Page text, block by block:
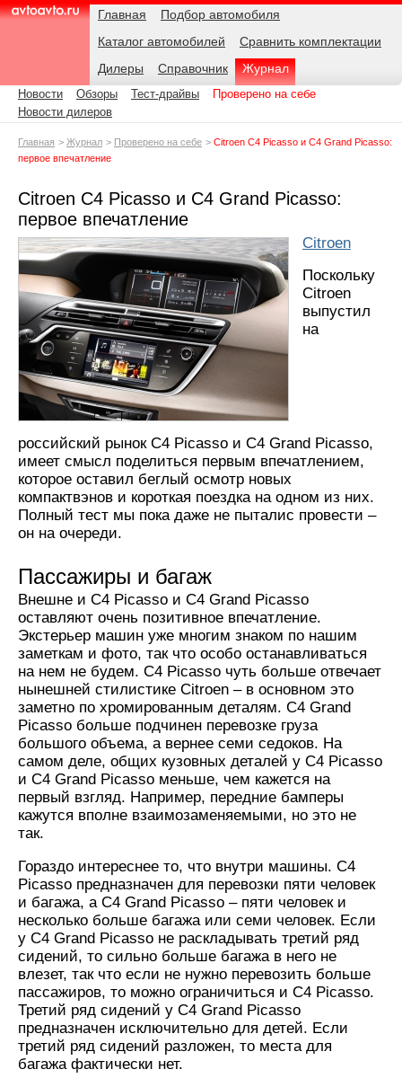
AvtoAvto.ru
Навигация Главная
Подбор автомобиля
Каталог автомобилей
Сравнить комплектации
Дилеры
Справочник Журнал
Подразделы
Новости Обзоры Тест-драйвы
Проверено на себе
Новости дилеров
Родительские
Главная Журнал Проверено на себе
Citroen C4 Picasso и C4 Grand Picasso:
первое впечатление
Citroen C4 Picasso и C4 Grand Picasso:
первое впечатление
Citroen
Поскольку
Citroen
выпустил
на
российский рынок C4 Picasso и C4 Grand Picasso,
имеет смысл поделиться первым впечатлением,
которое оставил беглый осмотр новых
компактвэнов и короткая поездка на одном из них.
Полный тест мы пока даже не пыталис провести –
он на очереди.
Пассажиры и багаж
Внешне и C4 Picasso и C4 Grand Picasso
оставляют очень позитивное впечатление.
Экстерьер машин уже многим знаком по нашим
заметкам и фото, так что особо останавливаться
на нем не будем. C4 Picasso чуть больше отвечает
нынешней стилистике Citroen – в основном это
заметно по хромированным деталям. C4 Grand
Picasso больше подчинен перевозке груза
большого объема, а вернее семи седоков. На
самом деле, общих кузовных деталей у C4 Picasso
и C4 Grand Picasso меньше, чем кажется на
первый взгляд. Например, передние бамперы
кажутся вполне взаимозаменяемыми, но это не
так.
Гораздо интереснее то, что внутри машины. C4
Picasso предназначен для перевозки пяти человек
и багажа, а C4 Grand Picasso – пяти человек и
несколько больше багажа или семи человек. Если
у C4 Grand Picasso не раскладывать третий ряд
сидений, то сильно больше багажа в него не
влезет, так что если не нужно перевозить больше
пассажиров, то можно ограничиться и C4 Picasso.
Третий ряд сидений у C4 Grand Picasso
предназначен исключительно для детей. Если
третий ряд сидений разложен, то места для
багажа фактически нет.
Дата: